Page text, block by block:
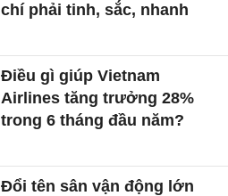
chí phải tinh, sắc, nhanh
Điều gì giúp Vietnam
Airlines tăng trưởng 28%
trong 6 tháng đầu năm?
Đổi tên sân vận động lớn